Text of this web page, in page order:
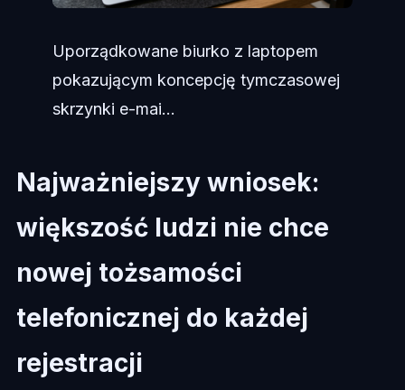
Uporządkowane biurko z laptopem
pokazującym koncepcję tymczasowej
skrzynki e-mai...
Najważniejszy wniosek:
większość ludzi nie chce
nowej tożsamości
telefonicznej do każdej
rejestracji